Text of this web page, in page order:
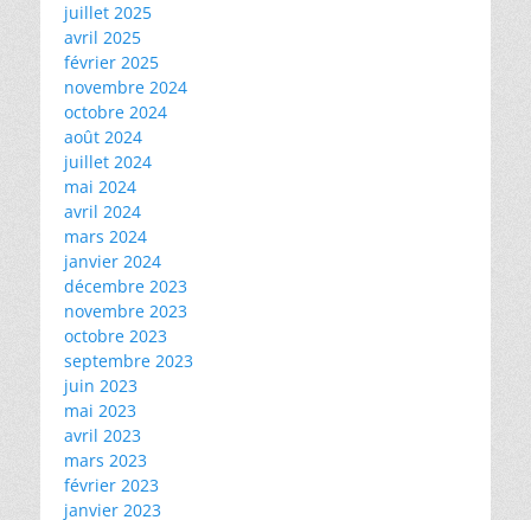
juillet 2025
avril 2025
février 2025
novembre 2024
octobre 2024
août 2024
juillet 2024
mai 2024
avril 2024
mars 2024
janvier 2024
décembre 2023
novembre 2023
octobre 2023
septembre 2023
juin 2023
mai 2023
avril 2023
mars 2023
février 2023
janvier 2023